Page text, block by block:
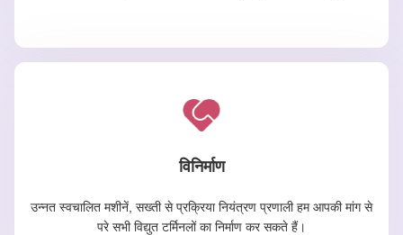
विनिर्माण
उन्नत स्वचालित मशीनें, सख्ती से प्रक्रिया नियंत्रण प्रणाली हम आपकी मांग से
परे सभी विद्युत टर्मिनलों का निर्माण कर सकते हैं।